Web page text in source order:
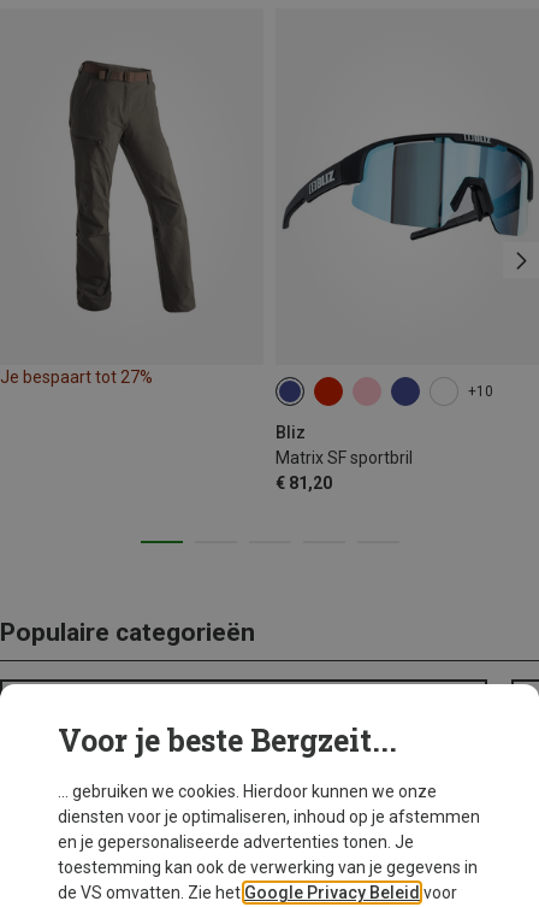
Je bespaart tot 27%
+10
Bliz
Matrix SF sportbril
€ 81,20
Populaire categorieën
Voor je beste Bergzeit...
... gebruiken we cookies. Hierdoor kunnen we onze
diensten voor je optimaliseren, inhoud op je afstemmen
en je gepersonaliseerde advertenties tonen. Je
toestemming kan ook de verwerking van je gegevens in
de VS omvatten. Zie het Google Privacy Beleid voor